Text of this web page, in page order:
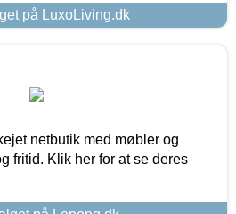
på LuxoLiving.dk
netbutik med møbler og
fritid. Klik her for at se deres